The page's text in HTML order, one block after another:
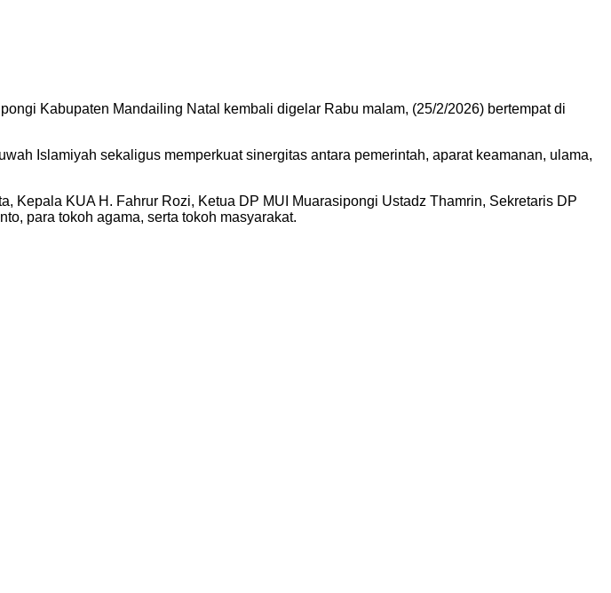
Kabupaten Mandailing Natal kembali digelar Rabu malam, (25/2/2026) bertempat di
Islamiyah sekaligus memperkuat sinergitas antara pemerintah, aparat keamanan, ulama,
Kepala KUA H. Fahrur Rozi, Ketua DP MUI Muarasipongi Ustadz Thamrin, Sekretaris DP
para tokoh agama, serta tokoh masyarakat.